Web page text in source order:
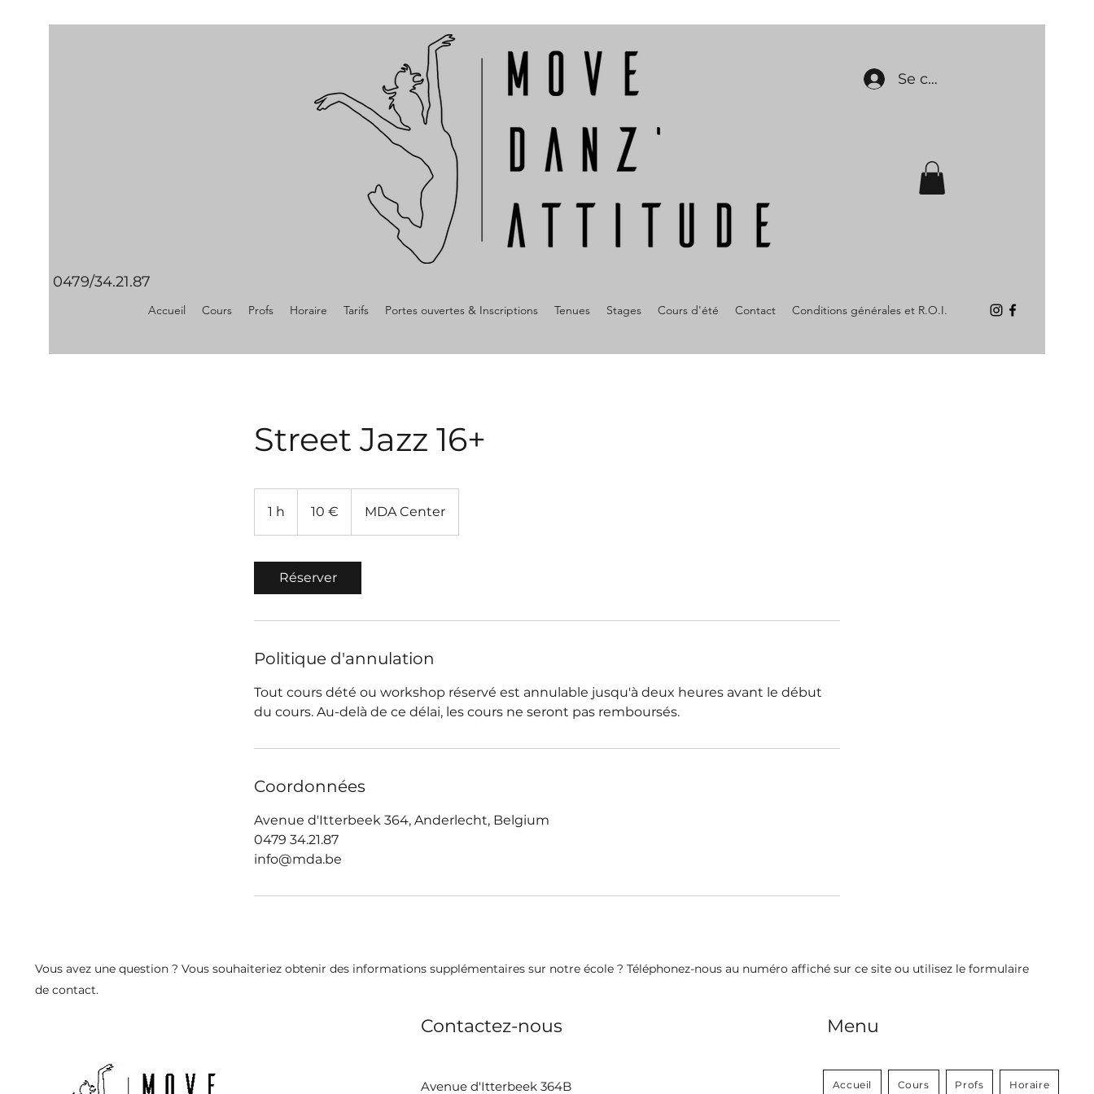
0479/34.21.87
Se connecter
Accueil Cours Profs Horaire Tarifs Portes ouvertes & Inscriptions Tenues Stages Cours d'été Contact Conditions générales et R.O.I.
Street Jazz 16+
1 h 10 € MDA Center
Réserver
Politique d'annulation
Tout cours dété ou workshop réservé est annulable jusqu'à deux heures avant le début
du cours. Au-delà de ce délai, les cours ne seront pas remboursés.
Coordonnées
Avenue d'Itterbeek 364, Anderlecht, Belgium
0479 34.21.87
info@mda.be
Vous avez une question ? Vous souhaiteriez obtenir des informations supplémentaires sur notre école ? Téléphonez-nous au numéro affiché sur ce site ou utilisez le formulaire
de contact.
Contactez-nous
Avenue d'Itterbeek 364B
Menu
Accueil Cours Profs Horaire